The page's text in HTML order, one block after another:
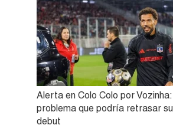
Alerta en Colo Colo por
problema que podría retrasar
debut